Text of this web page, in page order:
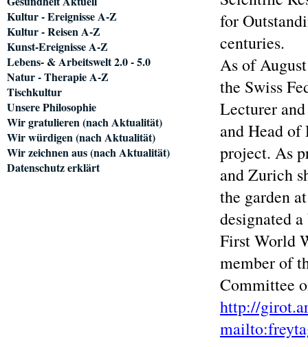
for
centuries.
As of
the Swiss
Lecturer
and Head of
project. As
and Zurich
the garden
designated
First World
member of
Committee
http://
Kultur - Ereignisse A-Z
Kultur - Reisen A-Z
Kunst-Ereignisse A-Z
Lebens- & Arbeitswelt 2.0 - 5.0
Natur - Therapie A-Z
Tischkultur
Unsere Philosophie
Wir gratulieren (nach Aktualität)
Wir würdigen (nach Aktualität)
Wir zeichnen aus (nach Aktualität)
Datenschutz erklärt